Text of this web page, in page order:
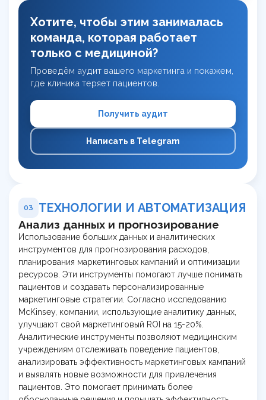
Хотите, чтобы этим занималась
команда, которая работает
только с медициной?
Проведём аудит вашего маркетинга и покажем,
где клиника теряет пациентов.
Получить аудит
Написать в Telegram
03 ТЕХНОЛОГИИ И АВТОМАТИЗАЦИЯ
Анализ данных и прогнозирование
Использование больших данных и аналитических
инструментов для прогнозирования расходов,
планирования маркетинговых кампаний и оптимизации
ресурсов. Эти инструменты помогают лучше понимать
пациентов и создавать персонализированные
маркетинговые стратегии. Согласно исследованию
McKinsey, компании, использующие аналитику данных,
улучшают свой маркетинговый ROI на 15-20%.
Аналитические инструменты позволяют медицинским
учреждениям отслеживать поведение пациентов,
анализировать эффективность маркетинговых кампаний
и выявлять новые возможности для привлечения
пациентов. Это помогает принимать более